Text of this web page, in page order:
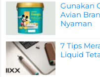
Gunakan
Avian
Nyaman
7 Tips
Liquid